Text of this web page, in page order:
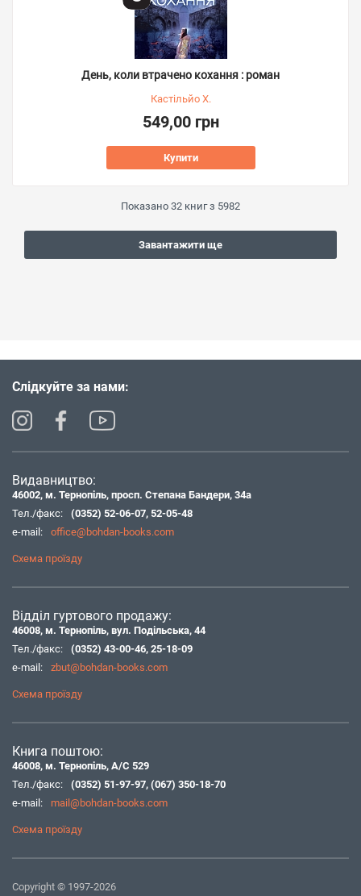
День, коли втрачено кохання : роман
Кастільйо Х.
549,00 грн
Купити
Показано 32 книг з 5982
Завантажити ще
Слідкуйте за нами:
Видавництво:
46002, м. Тернопіль, просп. Степана Бандери, 34а
Тел./факс:
(0352) 52-06-07, 52-05-48
e-mail:
office@bohdan-books.com
Схема проїзду
Відділ гуртового продажу:
46008, м. Тернопіль, вул. Подільська, 44
Тел./факс:
(0352) 43-00-46, 25-18-09
e-mail:
zbut@bohdan-books.com
Схема проїзду
Книга поштою:
46008, м. Тернопіль, А/С 529
Тел./факс:
(0352) 51-97-97, (067) 350-18-70
e-mail:
mail@bohdan-books.com
Схема проїзду
Copyright © 1997-2026